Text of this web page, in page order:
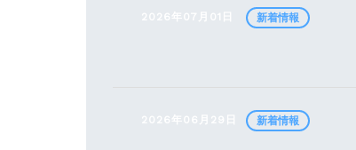
2026年07月01日 新着情報
2026年06月29日 新着情報